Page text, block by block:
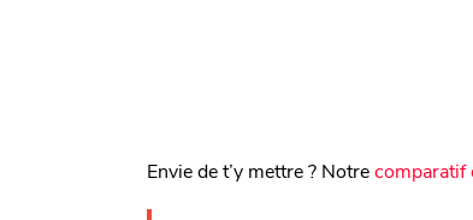
Envie de t’y mettre ? Notrecomparatif